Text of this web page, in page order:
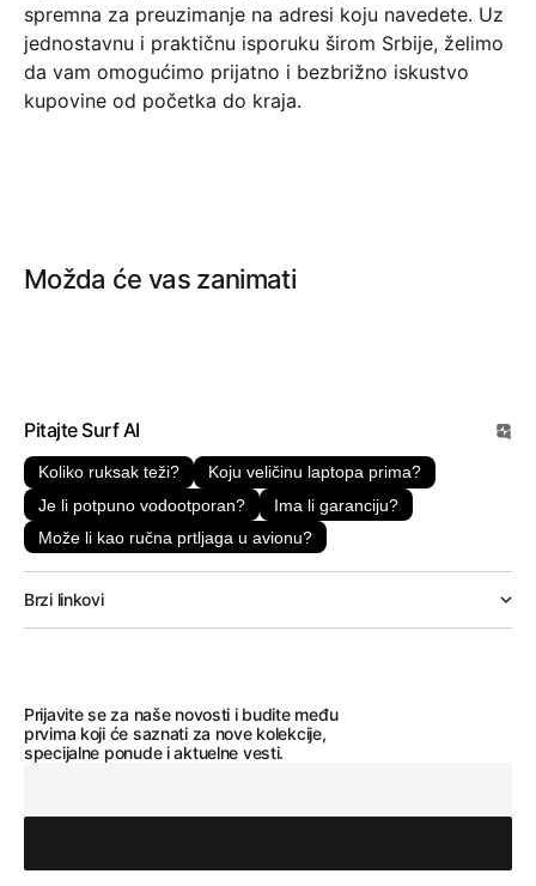
spremna za preuzimanje na adresi koju navedete. Uz
jednostavnu i praktičnu isporuku širom Srbije, želimo
da vam omogućimo prijatno i bezbrižno iskustvo
kupovine od početka do kraja.
Možda će vas zanimati
Pitajte Surf AI
Koliko ruksak teži?
Koju veličinu laptopa prima?
Je li potpuno vodootporan?
Ima li garanciju?
Može li kao ručna prtljaga u avionu?
Brzi linkovi
Prijavite se za naše novosti i budite među
prvima koji će saznati za nove kolekcije,
specijalne ponude i aktuelne vesti.